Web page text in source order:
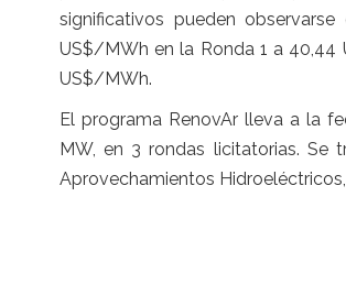
significativos pueden
US$/MWh en la Ronda 1 a
US$/MWh.
El programa RenovAr lleva a la
MW, en 3 rondas licitatorias. Se
Aprovechamientos